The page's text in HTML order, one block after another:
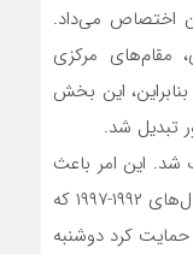
اختصاص می‌داد.
مقام‌های مرکزی
این بخش
تبدیل شد.
شد. این امر باعث
واکنش شدید شد. پس از جنگ داخلی سال‌های ۱۹۹۲-۱۹۹۷ که
کرد دوشنبه